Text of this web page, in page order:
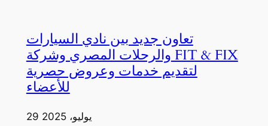
تعاون جديد بين نادي السيارات
والرحلات المصري وشركة FIT & FIX
لتقديم خدمات وعروض حصرية
للأعضاء
29 يوليو، 2025